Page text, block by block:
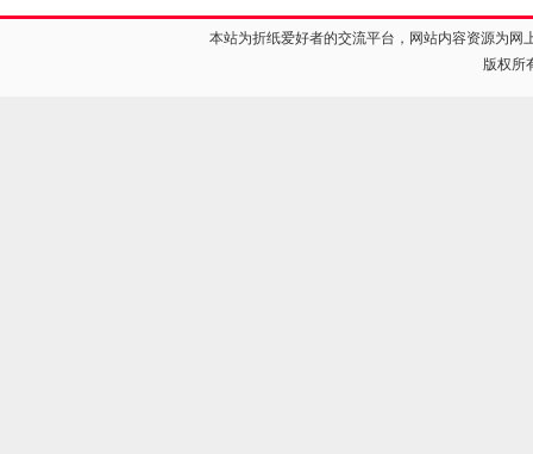
本站为折纸爱好者的交流平台，网站内容资源为
版权所